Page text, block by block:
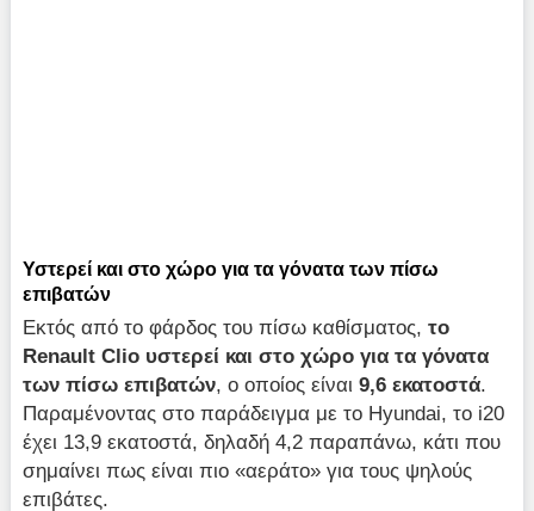
Υστερεί και στο χώρο για τα γόνατα των πίσω
επιβατών
Εκτός από το φάρδος του πίσω καθίσματος,το
RenaultClio υστερεί και στο χώρο για τα γόνατα
των πίσω επιβατών, ο οποίος είναι9,6 εκατοστά.
Παραμένοντας στο παράδειγμα με το Hyundai, το i20
έχει 13,9 εκατοστά, δηλαδή 4,2 παραπάνω, κάτι που
σημαίνει πως είναι πιο «αεράτο» για τους ψηλούς
επιβάτες.